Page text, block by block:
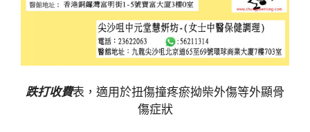
跌打收費表，適用於扭傷撞疼瘀拗柴外傷等外顯骨
傷症狀